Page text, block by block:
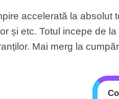
accelerată la absolut
și etc. Totul incepe de
Mai merg la